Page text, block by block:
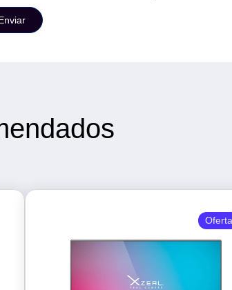
Oferta